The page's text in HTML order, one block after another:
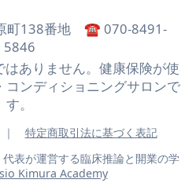
町138番地 ☎ 070-8491-
5846
ありません。健康保険が使
コンディショニングサロンで
す。
｜
特定商取引法に基づく表記
表が運営する臨床推論と開業の学
Kimura Academy